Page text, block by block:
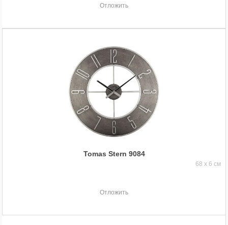
Отложить
Tomas Stern 9084
68 x 6 см
Отложить